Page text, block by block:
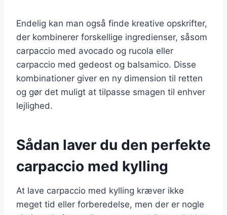
Endelig kan man også finde kreative opskrifter,
der kombinerer forskellige ingredienser, såsom
carpaccio med avocado og rucola eller
carpaccio med gedeost og balsamico. Disse
kombinationer giver en ny dimension til retten
og gør det muligt at tilpasse smagen til enhver
lejlighed.
Sådan laver du den perfekte
carpaccio med kylling
At lave carpaccio med kylling kræver ikke
meget tid eller forberedelse, men der er nogle